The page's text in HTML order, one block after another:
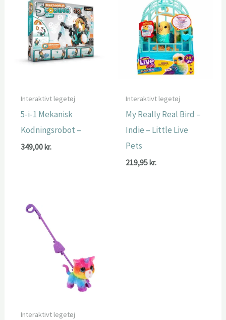
Interaktivt legetøj
5-i-1 Mekanisk
Kodningsrobot –
349,00 kr.
Interaktivt legetøj
My Really Real Bird –
Indie – Little Live
Pets
219,95 kr.
Interaktivt legetøj